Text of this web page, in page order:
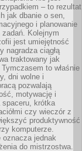
– to rezultat
jak dbanie o sen,
i planowanie
zadań. Kolejnym
jest umiejętność
nagradza ciągłą
traktowany jak
to właśnie
dni wolne i
pozwalają
motywację i
krótka
czy wieczór z
produktywność
komputerze.
oznacza jednak
do mistrzostwa.